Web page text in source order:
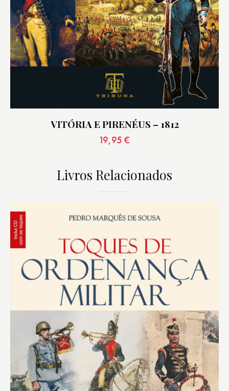
VITÓRIA E PIRENÉUS – 1812
19,95 €
Livros Relacionados